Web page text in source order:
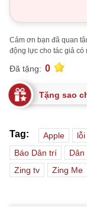
Cảm ơn bạn đã quan
động lực cho tác giả
Đã tặng: 0
Tặng sao
Tag: Apple lỗi
Báo Dân trí
Zing tv
Zing Me